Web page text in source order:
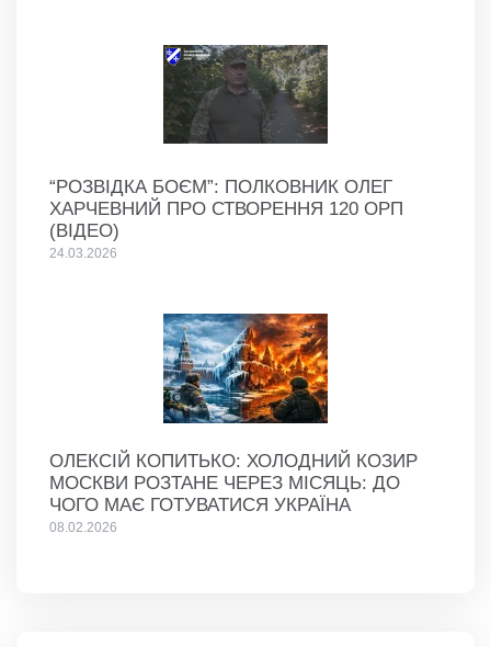
“РОЗВІДКА БОЄМ”: ПОЛКОВНИК ОЛЕГ
ХАРЧЕВНИЙ ПРО СТВОРЕННЯ 120 ОРП
(ВІДЕО)
24.03.2026
ОЛЕКСІЙ КОПИТЬКО: ХОЛОДНИЙ КОЗИР
МОСКВИ РОЗТАНЕ ЧЕРЕЗ МІСЯЦЬ: ДО
ЧОГО МАЄ ГОТУВАТИСЯ УКРАЇНА
08.02.2026